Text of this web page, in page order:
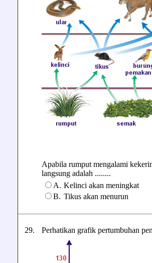
Apabila rumput mengalami
langsung adalah ........
A. Kelinci akan meningkat
B. Tikus akan menurun
29. Perhatikan grafik pertumbuhan